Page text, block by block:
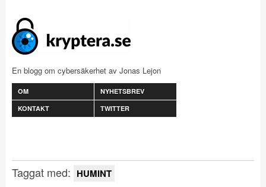
En blogg om cybersäkerhet av Jonas Lejon
OM
NYHETSBREV
KONTAKT
TWITTER
Taggat med: HUMINT